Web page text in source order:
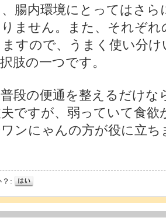
腸内環境にとってはさら
ません。また、それぞ
すので、うまく使い分
肢の一つです。
段の便通を整えるだけな
ですが、弱っていて食
ンにゃんの方が役に立ち
: